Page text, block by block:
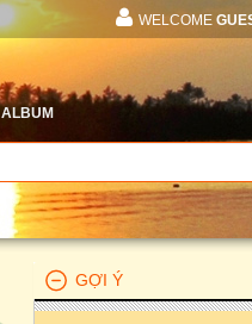
WELCOME
ALBUM
GỢI Ý